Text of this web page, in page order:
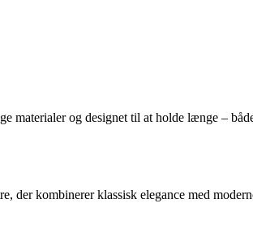
og designet til at holde længe –
der kombinerer klassisk elegance med